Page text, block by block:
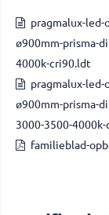
pragmalux-
ø900mm-prisma-
4000k-cri90.ldt
pragmalux-
ø900mm-prisma-
3000-3500-
familieblad-